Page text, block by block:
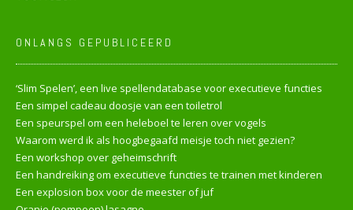
ONLANGS GEPUBLICEERD
‘Slim Spelen’, een live spellendatabase voor executieve functies
Een simpel cadeau doosje van een toiletrol
Een speurspel om een heleboel te leren over vogels
Waarom werd ik als hoogbegaafd meisje toch niet gezien?
Een workshop over geheimschrift
Een handreiking om executieve functies te trainen met kinderen
Een explosion box voor de meester of juf